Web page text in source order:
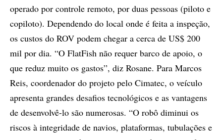
operado por controle remoto, por duas pessoas (piloto e
copiloto). Dependendo do local onde é feita a inspeção,
os custos do ROV podem chegar a cerca de US$ 200
mil por dia. “O FlatFish não requer barco de apoio, o
que reduz muito os gastos”, diz Rosane. Para Marcos
Reis, coordenador do projeto pelo Cimatec, o veículo
apresenta grandes desafios tecnológicos e as vantagens
de desenvolvê-lo são numerosas. “O robô diminui os
riscos à integridade de navios, plataformas, tubulações e